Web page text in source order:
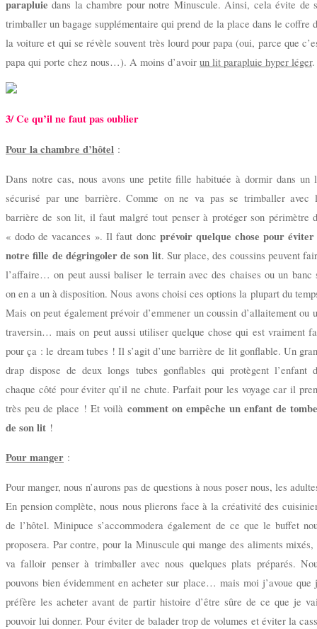
parapluie dans la chambre pour notre Minuscule. Ainsi, cela évite de
trimballer un bagage supplémentaire qui prend de la place dans le coffre
la voiture et qui se révèle souvent très lourd pour papa (oui, parce que
papa qui porte chez nous…). A moins d’avoir un lit parapluie hyper léger.
3/ Ce qu’il ne faut pas oublier
Pour la chambre d’hôtel :
Dans notre cas, nous avons une petite fille habituée à dormir dans un
sécurisé par une barrière. Comme on ne va pas se trimballer avec
barrière de son lit, il faut malgré tout penser à protéger son périmètre
« dodo de vacances ». Il faut donc prévoir quelque chose pour éviter
notre fille de dégringoler de son lit. Sur place, des coussins peuvent
l’affaire… on peut aussi baliser le terrain avec des chaises ou un banc
on en a un à disposition. Nous avons choisi ces options la plupart du
Mais on peut également prévoir d’emmener un coussin d’allaitement ou
traversin… mais on peut aussi utiliser quelque chose qui est vraiment
pour ça : le dream tubes ! Il s’agit d’une barrière de lit gonflable. Un
drap dispose de deux longs tubes gonflables qui protègent l’enfant
chaque côté pour éviter qu’il ne chute. Parfait pour les voyage car il
très peu de place ! Et voilà comment on empêche un enfant de
de son lit !
Pour manger :
Pour manger, nous n’aurons pas de questions à nous poser nous, les
En pension complète, nous nous plierons face à la créativité des
de l’hôtel. Minipuce s’accommodera également de ce que le buffet
proposera. Par contre, pour la Minuscule qui mange des aliments
va falloir penser à trimballer avec nous quelques plats préparés.
pouvons bien évidemment en acheter sur place… mais moi j’avoue que
préfère les acheter avant de partir histoire d’être sûre de ce que je
pouvoir lui donner. Pour éviter de balader trop de volumes et éviter la